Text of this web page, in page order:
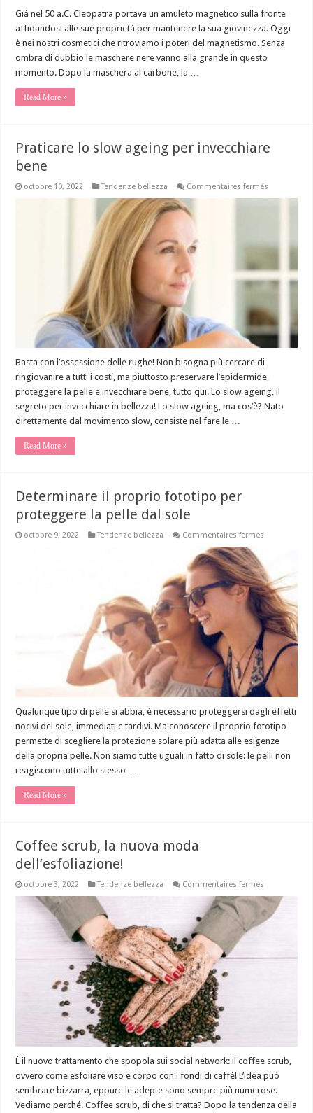
Già nel 50 a.C. Cleopatra portava un amuleto magnetico sulla fronte
affidandosi alle sue proprietà per mantenere la sua giovinezza. Oggi
è nei nostri cosmetici che ritroviamo i poteri del magnetismo. Senza
ombra di dubbio le maschere nere vanno alla grande in questo
momento. Dopo la maschera al carbone, la …
Read More »
Praticare lo slow ageing per invecchiare
bene
octobre 10, 2022 Tendenze bellezza Commentaires fermés
bene
Basta con l’ossessione delle rughe! Non bisogna più cercare di
ringiovanire a tutti i costi, ma piuttosto preservare l’epidermide,
proteggere la pelle e invecchiare bene, tutto qui. Lo slow ageing, il
segreto per invecchiare in bellezza! Lo slow ageing, ma cos’è? Nato
direttamente dal movimento slow, consiste nel fare le …
Read More »
Determinare il proprio fototipo per
proteggere la pelle dal sole
octobre 9, 2022 Tendenze bellezza Commentaires fermés
fototipo
per
proteggere
la
pelle
dal
sole
Qualunque tipo di pelle si abbia, è necessario proteggersi dagli effetti
nocivi del sole, immediati e tardivi. Ma conoscere il proprio fototipo
permette di scegliere la protezione solare più adatta alle esigenze
della propria pelle. Non siamo tutte uguali in fatto di sole: le pelli non
reagiscono tutte allo stesso …
Read More »
Coffee scrub, la nuova moda
dell’esfoliazione!
octobre 3, 2022 Tendenze bellezza Commentaires fermés
scrub,
la
nuova
È il nuovo trattamento che spopola sui social network: il coffee scrub,
ovvero come esfoliare viso e corpo con i fondi di caffè! L’idea può
sembrare bizzarra, eppure le adepte sono sempre più numerose.
Vediamo perché. Coffee scrub, di che si tratta? Dopo la tendenza della